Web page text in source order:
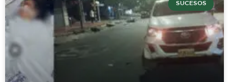
SUCESOS